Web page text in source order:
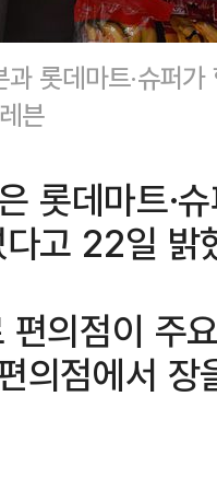
롯데마트·슈퍼
븐
롯데마트·
고 22일 밝
의점이 주
의점에서